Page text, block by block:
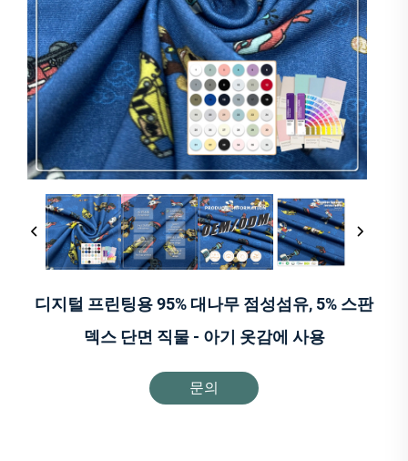
디지털 프린팅용 95% 대나무 점성섬유, 5% 스판
덱스 단면 직물 - 아기 옷감에 사용
문의